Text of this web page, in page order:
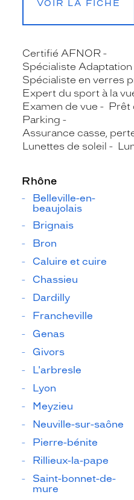
VOIR LA FICHE
Certifié AFNOR
Spécialiste
Spécialiste en verres
Expert du sport à la
Examen de vue
Prêt
Parking
Assurance casse,
Lunettes de soleil
Rhône
Belleville-en-
beaujolais
Brignais
Bron
Caluire et cuire
Chassieu
Dardilly
Francheville
Genas
Givors
L'arbresle
Lyon
Meyzieu
Neuville-sur-saône
Pierre-bénite
Rillieux-la-pape
Saint-bonnet-de-
mure